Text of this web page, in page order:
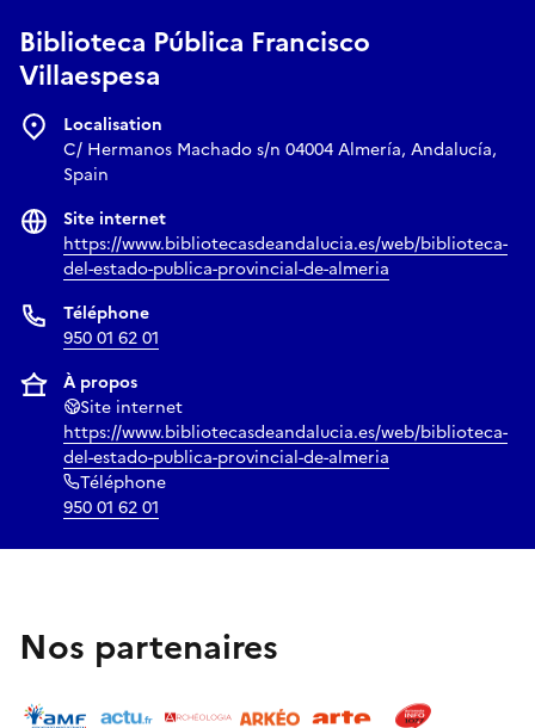
Biblioteca Pública Francisco
Villaespesa
Localisation
C/ Hermanos Machado s/n 04004 Almería, Andalucía,
Spain
Site internet
https://www.bibliotecasdeandalucia.es/web/biblioteca-
del-estado-publica-provincial-de-almeria
Téléphone
950 01 62 01
À propos
Site internet
https://www.bibliotecasdeandalucia.es/web/biblioteca-
del-estado-publica-provincial-de-almeria
Téléphone
950 01 62 01
Nos partenaires